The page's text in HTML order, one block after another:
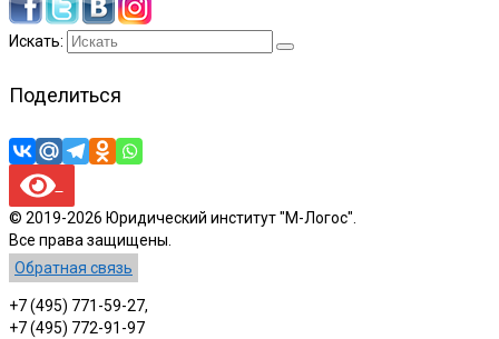
Искать:
Поделиться
© 2019-2026 Юридический институт "М-Логос".
Все права защищены.
Обратная связь
+7 (495) 771-59-27,
+7 (495) 772-91-97